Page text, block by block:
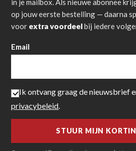
in je mailbox. Als nieuwe abonnee
op jouw eerste bestelling — daarna
voor extra voordeelbij iedere
Email
Ik ontvang graag de nieuwsbrief
privacybeleid.